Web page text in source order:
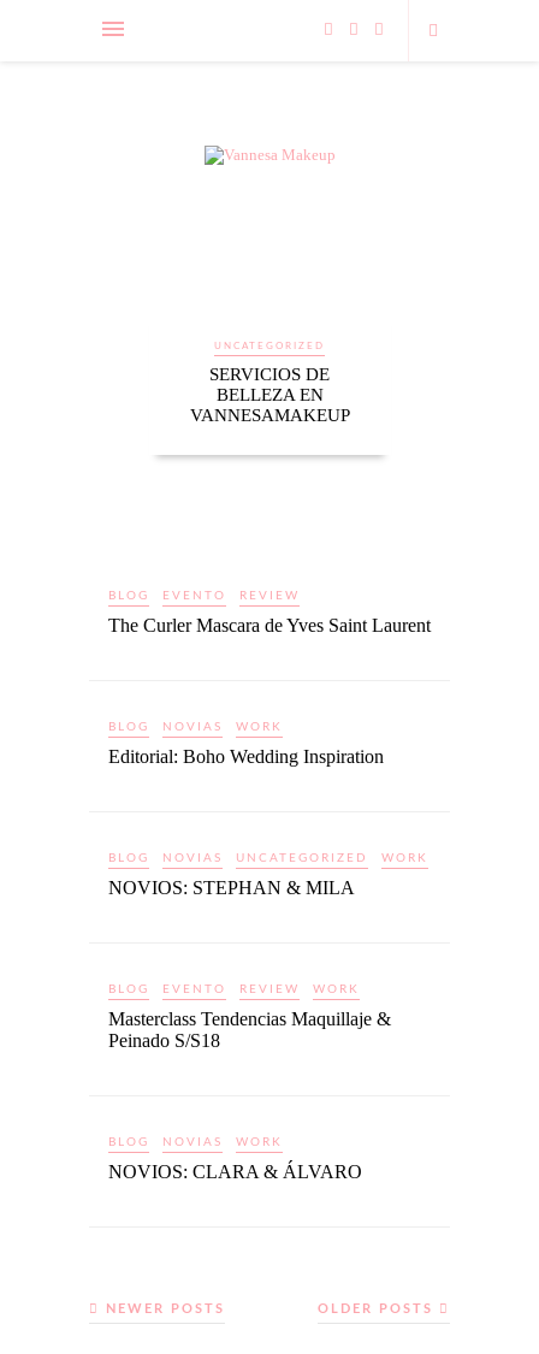
UNCATEGORIZED
SERVICIOS DE
BELLEZA EN
VANNESAMAKEUP
BLOG EVENTO REVIEW
The Curler Mascara de Yves Saint Laurent
BLOG NOVIAS WORK
Editorial: Boho Wedding Inspiration
BLOG NOVIAS UNCATEGORIZED WORK
NOVIOS: STEPHAN & MILA
BLOG EVENTO REVIEW WORK
Masterclass Tendencias Maquillaje &
Peinado S/S18
BLOG NOVIAS WORK
NOVIOS: CLARA & ÁLVARO
OLDER POSTS
NEWER POSTS